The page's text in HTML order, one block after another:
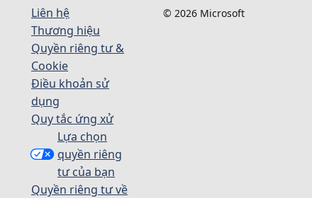
Liên hệ
Thương hiệu
Quyền riêng tư &
Cookie
Điều khoản sử
dụng
Quy tắc ứng xử
Lựa chọn
quyền riêng
tư của bạn
Quyền riêng tư về
© 2026 Microsoft